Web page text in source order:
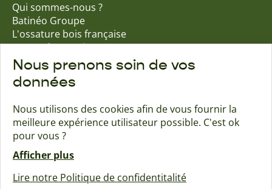
Qui sommes-nous ?
Batinéo Groupe
L'ossature bois française
15 ans d'expertise
Nos engagements écologiques
Nos garanties assurantielles
Trouver une agence Contact
Créé avec passion par Pure illusion
Nous prenons soin de vos
données
Nous utilisons des cookies afin de vous fournir la
meilleure expérience utilisateur possible. C'est ok
pour vous ?
Afficher plus
Lire notre Politique de confidentitalité